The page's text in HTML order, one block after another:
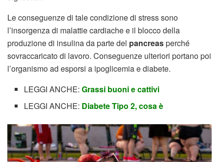
Le conseguenze di tale condizione di stress sono
l’insorgenza di malattie cardiache e il blocco della
produzione di insulina da parte del pancreasperché
sovraccaricato di lavoro. Conseguenze ulteriori portano poi
l’organismo ad esporsi a ipoglicemia e diabete.
LEGGI ANCHE:Grassi buoni e cattivi
LEGGI ANCHE: Diabete Tipo 2, cosa è